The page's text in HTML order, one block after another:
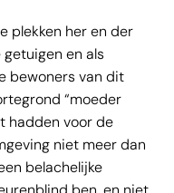
plekken her en der
en als
bewoners van dit
“moeder
hadden voor de
niet meer dan
belachelijke